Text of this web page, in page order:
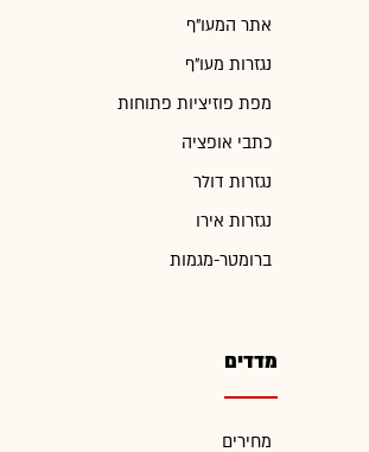
אתר המעו"ף
נגזרות מעו"ף
מפת פוזיציות פתוחות
כתבי אופציה
נגזרות דולר
נגזרות אירו
ברומטר-מגמות
מדדים
מחירים